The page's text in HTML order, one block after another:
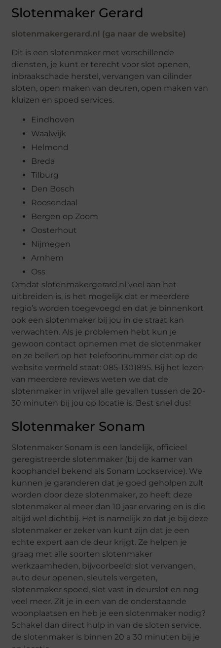
Slotenmaker Gerard
slotenmakergerard.nl (ga naar de website)
Dit is een slotenmaker met verschillende
diensten, je kunt er terecht voor slot openen,
inbraakschade herstel, vervangen van cilinder
sloten, open maken van deuren, open maken van
kluizen en spoed services.
Eindhoven
Waalwijk
Helmond
Breda
Tilburg
Den Bosch
Roosendaal
Bergen op Zoom
Oosterhout
Nijmegen
Arnhem
Oss
Omdat slotenmakergerard.nl veel aan het
uitbreiden is, is het mogelijk dat er meerdere
regio’s worden toegevoegd en dat je binnenkort
ook een slotenmaker bij jou in de straat kan
verwachten. Als je problemen hebt kun je
gewoon contact opnemen met de slotenmaker
en ze bellen op het telefoonnummer dat op de
website vermeld staat: 085-1301895. Bij het lezen
van meerdere reviews weten we dat de
slotenmaker in vrijwel alle gevallen tussen de 20-
30 minuten bij jou op locatie is. Best snel dus!
Slotenmaker Sonam
Slotenmaker Sonam is een landelijk, officieel
geregistreerde slotenmaker (bij de kamer van
koophandel bekend als Sonam Lockservice). We
kunnen je garanderen dat je goed geholpen zult
worden door deze slotenmaker, zo heeft deze
slotenmaker al meer dan 10 jaar ervaring en is die
altijd wel dichtbij. Het is namelijk zo dat je bij deze
slotenmaker er zeker van kunt zijn dat je een
echte expert aan de deur krijgt. Ze helpen je
graag met alle soorten slotenmaker
werkzaamheden, bijvoorbeeld: slot vervangen,
auto deur openen, sleutels vergeten,
slotenmaker spoed, slot vast in deurslot en nog
veel meer. Zit je in een van de onderstaande
woonplaatsen en heb je een slotenmaker nodig?
Schakel dan direct hulp in van de sloten service,
de slotenmaker is binnen 20 a 30 minuten bij je